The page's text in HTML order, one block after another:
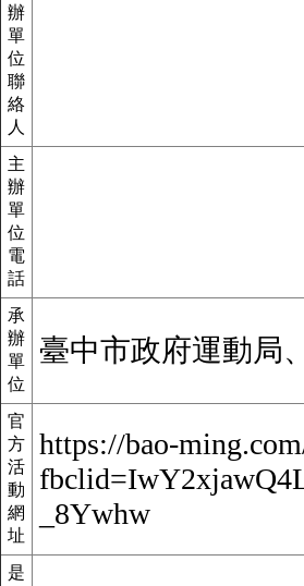
辦
單
位
聯
絡
人
主
辦
單
位
電
話
承
辦
單
位
臺中市政府運動局
官
方
活
動
網
址
https://bao-
_8Ywhw
是